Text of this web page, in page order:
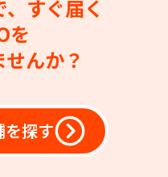
すぐ届く
を
んか？
探す